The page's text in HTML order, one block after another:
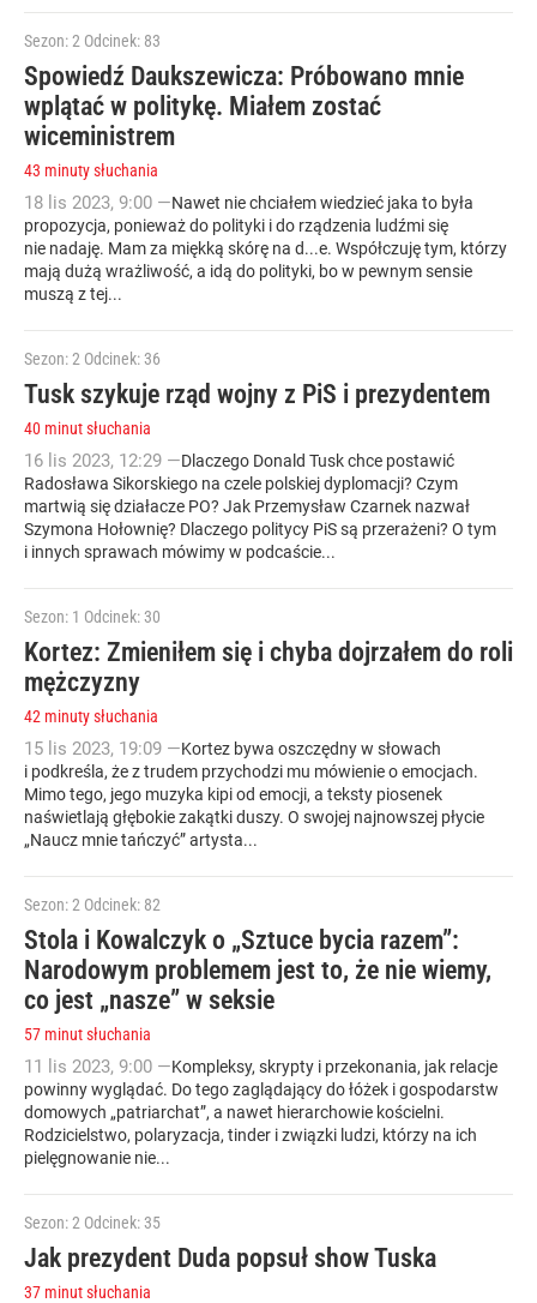
Sezon: 2 Odcinek: 83
Spowiedź Daukszewicza: Próbowano mnie
wplątać w politykę. Miałem zostać
wiceministrem
43 minuty słuchania
18 lis 2023, 9:00 —Nawet nie chciałem wiedzieć jaka to była
propozycja, ponieważ do polityki i do rządzenia ludźmi się
nie nadaję. Mam za miękką skórę na d...e. Współczuję tym, którzy
mają dużą wrażliwość, a idą do polityki, bo w pewnym sensie
muszą z tej...
Sezon: 2 Odcinek: 36
Tusk szykuje rząd wojny z PiS i prezydentem
40 minut słuchania
16 lis 2023, 12:29 —Dlaczego Donald Tusk chce postawić
Radosława Sikorskiego na czele polskiej dyplomacji? Czym
martwią się działacze PO? Jak Przemysław Czarnek nazwał
Szymona Hołownię? Dlaczego politycy PiS są przerażeni? O tym
i innych sprawach mówimy w podcaście...
Sezon: 1 Odcinek: 30
Kortez: Zmieniłem się i chyba dojrzałem do roli
mężczyzny
42 minuty słuchania
15 lis 2023, 19:09 —Kortez bywa oszczędny w słowach
i podkreśla, że z trudem przychodzi mu mówienie o emocjach.
Mimo tego, jego muzyka kipi od emocji, a teksty piosenek
naświetlają głębokie zakątki duszy. O swojej najnowszej płycie
„Naucz mnie tańczyć” artysta...
Sezon: 2 Odcinek: 82
Stola i Kowalczyk o „Sztuce bycia razem”:
Narodowym problemem jest to, że nie wiemy,
co jest „nasze” w seksie
57 minut słuchania
11 lis 2023, 9:00 —Kompleksy, skrypty i przekonania, jak relacje
powinny wyglądać. Do tego zaglądający do łóżek i gospodarstw
domowych „patriarchat”, a nawet hierarchowie kościelni.
Rodzicielstwo, polaryzacja, tinder i związki ludzi, którzy na ich
pielęgnowanie nie...
Sezon: 2 Odcinek: 35
Jak prezydent Duda popsuł show Tuska
37 minut słuchania